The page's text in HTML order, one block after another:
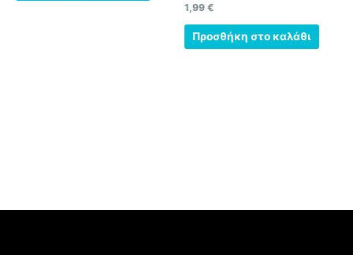
Βαθμολογήθηκε
με
0
από
1,99 €
Προσθήκη στο καλάθι